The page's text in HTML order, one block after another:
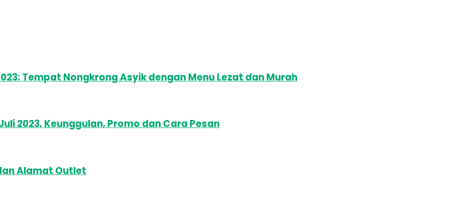
Tempat Nongkrong Asyik dengan Menu Lezat dan Murah
2023, Keunggulan, Promo dan Cara Pesan
Alamat Outlet